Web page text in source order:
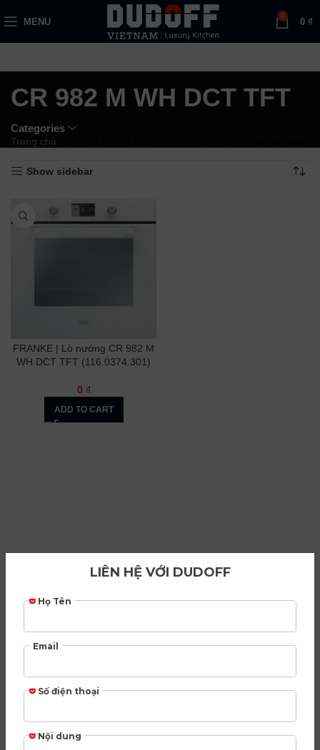
MENU
0
0 ₫
CR 982 M WH DCT TFT
Categories
Trang chủ
Show sidebar
FRANKE | Lò nướng CR 982 M
WH DCT TFT (116.0374.301)
0 ₫
ADD TO CART